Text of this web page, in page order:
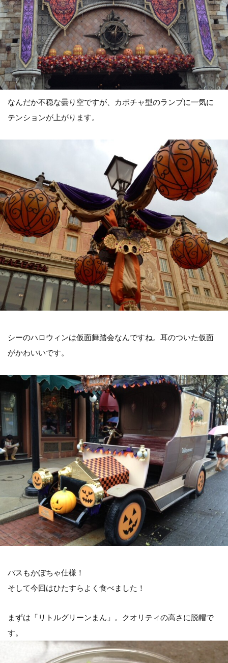
なんだか不穏な曇り空ですが、カボチャ型のランプに一気に
テンションが上がります。
シーのハロウィンは仮面舞踏会なんですね。耳のついた仮面
がかわいいです。
バスもかぼちゃ仕様！
そして今回はひたすらよく食べました！
まずは「リトルグリーンまん」。クオリティの高さに脱帽で
す。